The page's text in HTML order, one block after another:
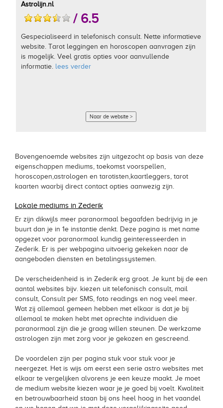
Astrolijn.nl
/ 6.5
Gespecialiseerd in telefonisch consult. Nette informatieve
website. Tarot leggingen en horoscopen aanvragen zijn
is mogelijk. Veel gratis opties voor aanvullende
informatie. lees verder
Naar de website >
Bovengenoemde websites zijn uitgezocht op basis van deze
eigenschappen mediums, toekomst voorspellen,
horoscopen,astrologen en tarotisten,kaartleggers, tarot
kaarten waarbij direct contact opties aanwezig zijn.
Lokale mediums in Zederik
Er zijn dikwijls meer paranormaal begaafden bedrijvig in je
buurt dan je in 1e instantie denkt. Deze pagina is met name
opgezet voor paranormaal kundig geinteresseerden in
Zederik. Er is per webpagina uitvoerig gekeken naar de
aangeboden diensten en betalingssystemen.
De verscheidenheid is in Zederik erg groot. Je kunt bij de een
aantal websites bijv. kiezen uit telefonisch consult, mail
consult, Consult per SMS, foto readings en nog veel meer.
Wat zij allemaal gemeen hebben met elkaar is dat je bij
allemaal te maken hebt met oprechte individuen die
paranormaal zijn die je graag willen steunen. De werkzame
astrologen zijn met zorg voor je gekozen en gescreend.
De voordelen zijn per pagina stuk voor stuk voor je
neergezet. Het is wijs om eerst een serie astro websites met
elkaar te vergelijken alvorens je een keuze maakt. Je moet
de medium website kiezen waar je je goed bij voelt. Kwaliteit
en betrouwbaarheid staan bij ons heel hoog in het vaandel